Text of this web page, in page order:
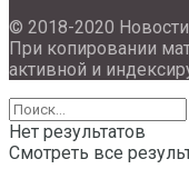
© 2018-2020
При копировании
активной и
Нет результатов
Смотреть все